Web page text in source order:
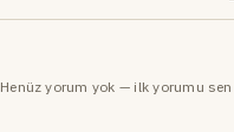
Henüz yorum yok — ilk yorumu